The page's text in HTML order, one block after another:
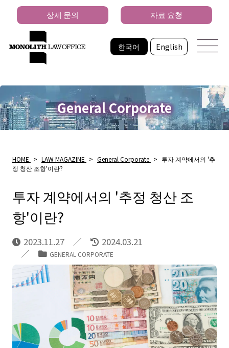
한국어 English
상세 문의 자료 요청
General Corporate
HOME > LAW MAGAZINE > General Corporate > 투자 계약에서의 '추
정 청산 조항'이란?
투자 계약에서의 '추정 청산 조
항'이란?
2023.11.27 2024.03.21
GENERAL CORPORATE